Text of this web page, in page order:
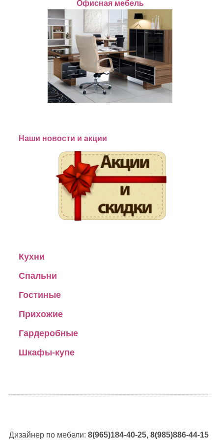
Офисная мебель
Наши новости и акции
Кухни
Спальни
Гостиные
Прихожие
Гардеробные
Шкафы-купе
Дизайнер по мебели: 8(965)184-40-25, 8(985)886-44-15